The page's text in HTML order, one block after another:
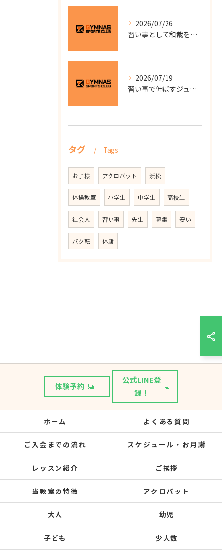
2026/07/26
習い事として和裁を始めるなら自分のペースで学べる少人数教室の選び方と費用を徹底解説
2026/07/19
習い事で伸ばすジュニアサッカー静岡県浜松市中央区大柳町のスクール選びと子供の成長ポイント
タグ Tags
お子様 アクロバット 浜松
体操教室 小学生 中学生 高校生
社会人 習い事 先生 募集 安い
バク転 体験
体験予約！
公式LINE登
録！
ホーム よくある質問
ご入会までの流れ スケジュール・お月謝
レッスン紹介 ご挨拶
当教室の特徴 アクロバット
大人 幼児
子ども 少人数